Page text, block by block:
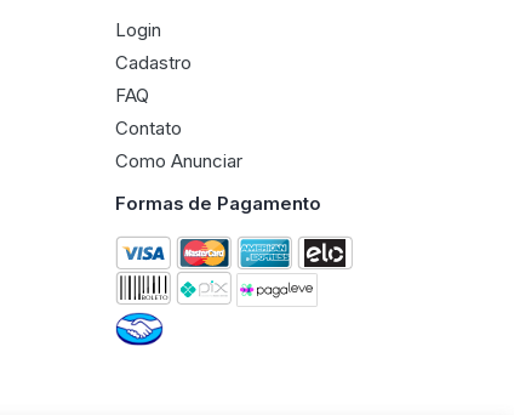
Login
Cadastro
FAQ
Contato
Como Anunciar
Formas de Pagamento